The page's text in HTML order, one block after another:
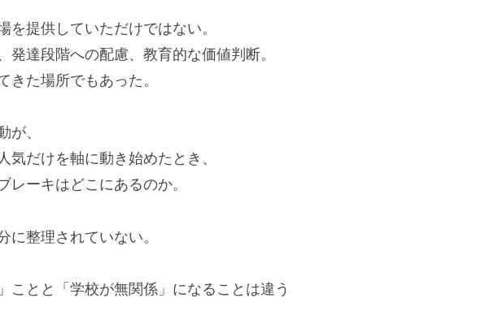
を提供していただけではない。
発達段階への配慮、教育的な価値判断。
きた場所でもあった。
が、
気だけを軸に動き始めたとき、
レーキはどこにあるのか。
に整理されていない。
ことと「学校が無関係」になることは違う